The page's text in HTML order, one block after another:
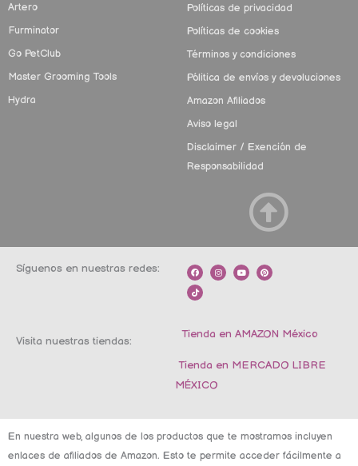
Artero
Furminator
Go PetClub
Master Grooming Tools
Hydra
Políticas de privacidad
Políticas de cookies
Términos y condiciones
Pólitica de envíos y devoluciones
Amazon Afiliados
Aviso legal
Disclaimer / Exención de
Responsabilidad
Síguenos en nuestras redes:
F
a
c
e
b
I
n
s
m
Y
o
u
P
i
n
t
T
i
k
t
o
Visita nuestras tiendas:
Tienda en AMAZON México
Tienda en MERCADO LIBRE
MÉXICO
En nuestra web, algunos de los productos que te mostramos incluyen
enlaces de afiliados de Amazon. Esto te permite acceder fácilmente a